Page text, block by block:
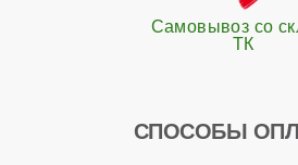
Самовывоз со
ТК
СПОСОБЫ